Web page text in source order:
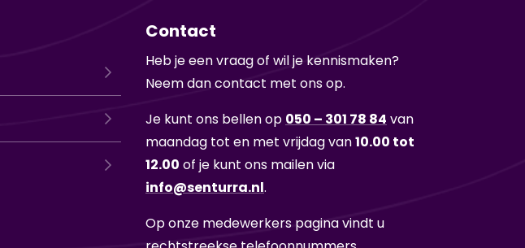
Contact
Heb je een vraag of wil je ken­nis­ma­ken?
Neem dan con­tact met ons op.
Je kunt ons bel­len op 050 – 301 78 84 van
maan­dag tot en met vrij­dag van10.00 tot
12.00 of je kunt ons mai­len via
info@sen­tur­ra.nl.
Op onze me­de­wer­kers pa­gi­na vindt u